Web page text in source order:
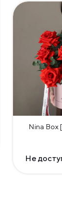
Nina Box
Не